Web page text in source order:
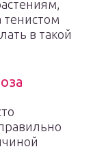
тенистом
в такой